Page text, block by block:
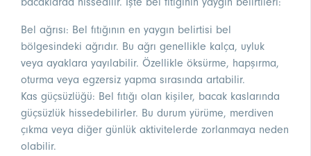
Bel ağrısı: Bel fıtığının en yaygın belirtisi bel
bölgesindeki ağrıdır. Bu ağrı genellikle kalça, uyluk
veya ayaklara yayılabilir. Özellikle öksürme, hapşırma,
oturma veya egzersiz yapma sırasında artabilir.
Kas güçsüzlüğü: Bel fıtığı olan kişiler, bacak kaslarında
güçsüzlük hissedebilirler. Bu durum yürüme, merdiven
çıkma veya diğer günlük aktivitelerde zorlanmaya neden
olabilir.